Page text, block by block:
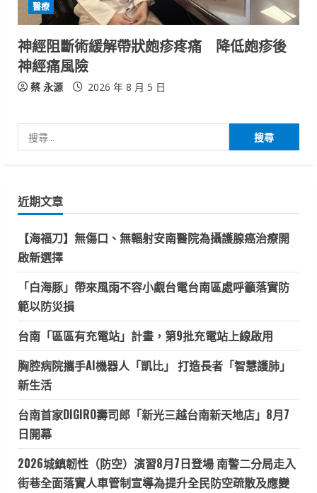
醫療
神經阻斷術緩解帶狀皰疹疼痛 降低皰疹後
神經痛風險
蔡 永源 2026 年 8 月 5 日
尋
字:
近期文章
【海福刀】無傷口、無輻射安南醫院為攝護腺癌治療開
啟新選擇
「白海豚」帶來風雨不容小覷台電台南區處呼籲落實防
範以防災損
台南「區區有充電站」計畫，第9批充電站上線啟用
胸腔病院攜手AI機器人「凱比」 打造長者「智慧護肺」
新生活
台南首家DIGIRO壽司郎「新光三越台南新天地店」8月7
日開幕
2026城鎮韌性（防空）演習8月7日登場 南警二分局走入
街巷全面落實人車管制宣導為提升全民防空疏散及應變